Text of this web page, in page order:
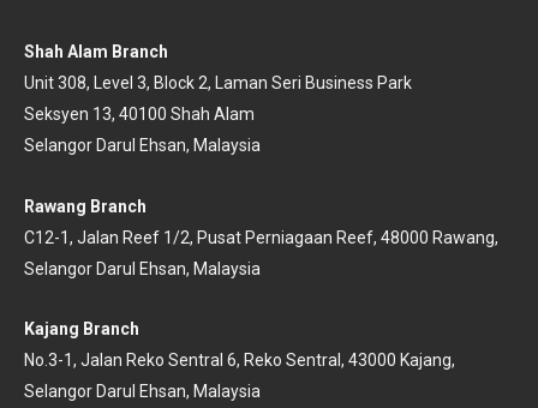
Shah Alam Branch
Unit 308, Level 3, Block 2, Laman Seri Business Park
Seksyen 13, 40100 Shah Alam
Selangor Darul Ehsan, Malaysia
Rawang Branch
C12-1, Jalan Reef 1/2, Pusat Perniagaan Reef, 48000 Rawang,
Selangor Darul Ehsan, Malaysia
Kajang Branch
No.3-1, Jalan Reko Sentral 6, Reko Sentral, 43000 Kajang,
Selangor Darul Ehsan, Malaysia